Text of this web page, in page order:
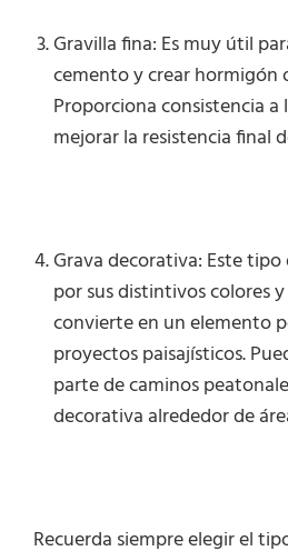
Gravilla fina: Es muy útil
cemento y crear hormigón
Proporciona consistencia a
mejorar la resistencia final
Grava decorativa: Este
por sus distintivos colores
convierte en un elemento
proyectos paisajísticos.
parte de caminos
decorativa alrededor de
Recuerda siempre elegir el